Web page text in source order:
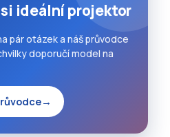
ideální projektor
pár otázek a náš průvodce
doporučí model na
→